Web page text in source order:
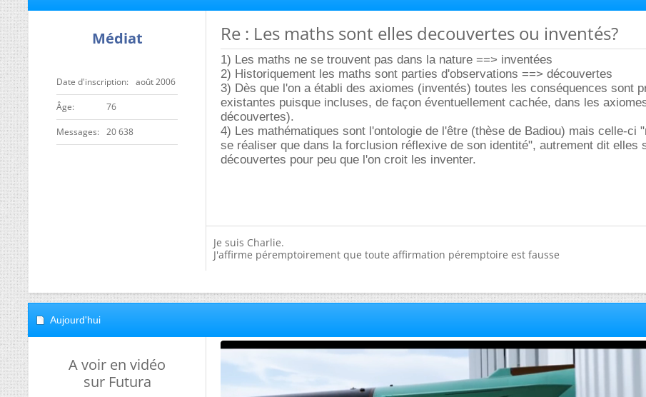
Médiat
Date d'inscription août 2006
ge 76
Messages 20 638
Re : Les maths sont elles decouvertes ou inventés?
1) Les maths ne se trouvent pas dans la nature ==> inventées
2) Historiquement les maths sont parties d'observations ==> découvertes
3) Dès que l'on a établi des axiomes (inventés) toutes les conséquences sont
existantes puisque incluses, de façon éventuellement cachée, dans les
découvertes).
4) Les mathématiques sont l'ontologie de l'être (thèse de Badiou) mais celle-ci
se réaliser que dans la forclusion réflexive de son identité", autrement dit elles
découvertes pour peu que l'on croit les inventer.
Je suis Charlie.
J'affirme péremptoirement que toute affirmation péremptoire est fausse
Aujourd'hui
A voir en vidéo
sur Futura